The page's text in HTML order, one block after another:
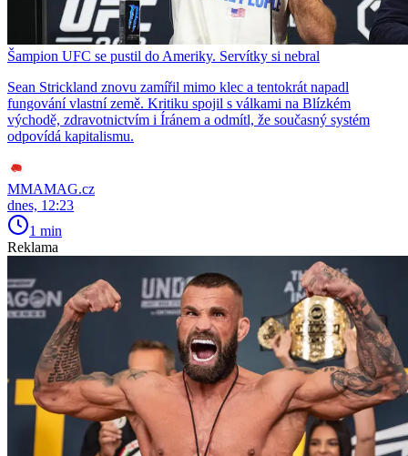
Šampion UFC se pustil do Ameriky. Servítky si nebral
Sean Strickland znovu zamířil mimo klec a tentokrát napadl
fungování vlastní země. Kritiku spojil s válkami na Blízkém
východě, zdravotnictvím i Íránem a odmítl, že současný systém
odpovídá kapitalismu.
MMAMAG.cz
dnes, 12:23
1 min
Reklama